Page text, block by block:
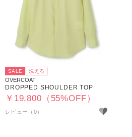
SALE 洗える
OVERCOAT
DROPPED SHOULDER TOP
￥19,800（55%OFF）